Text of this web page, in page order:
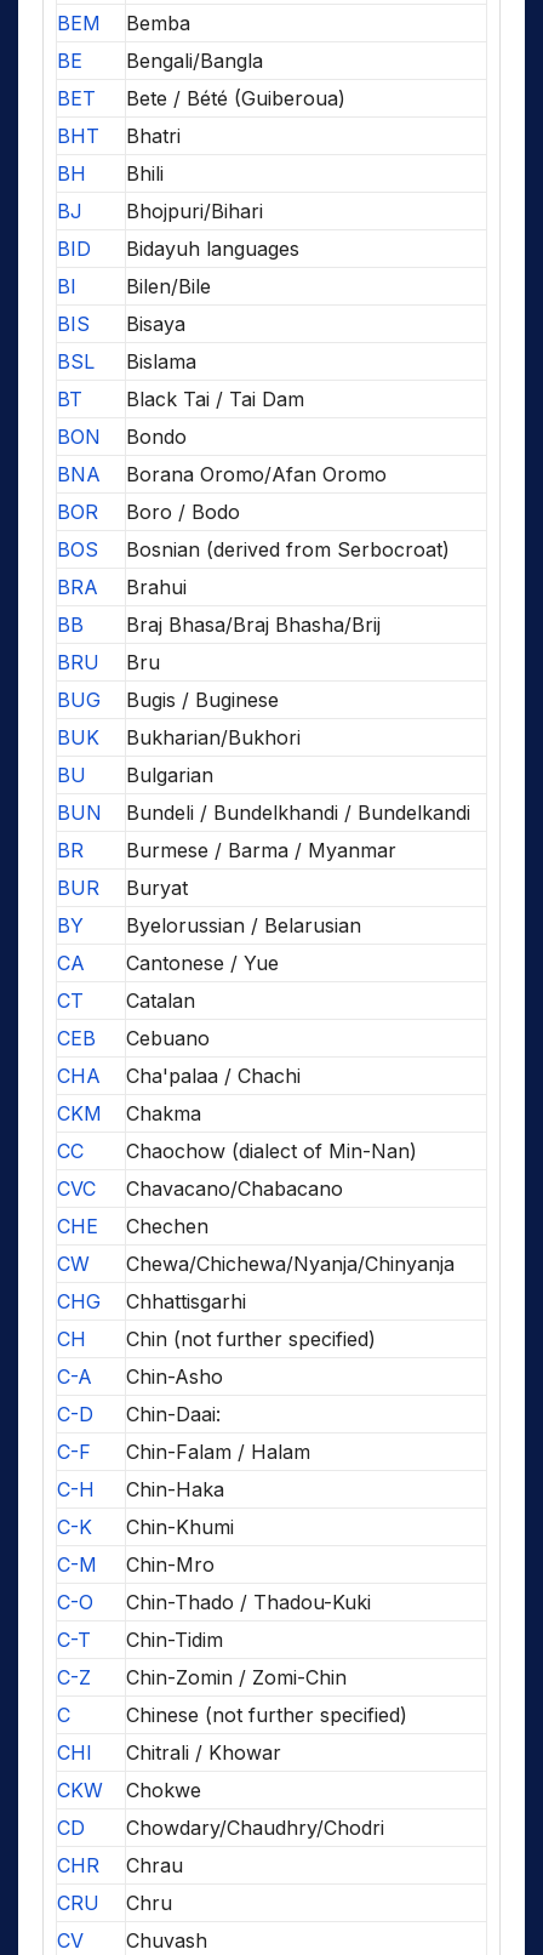
BEM
Bemba
BE
Bengali/Bangla
BET
Bete / Bété (Guiberoua)
BHT
Bhatri
BH
Bhili
BJ
Bhojpuri/Bihari
BID
Bidayuh languages
BI
Bilen/Bile
BIS
Bisaya
BSL
Bislama
BT
Black Tai / Tai Dam
BON
Bondo
BNA
Borana Oromo/Afan Oromo
BOR
Boro / Bodo
BOS
Bosnian (derived from Serbocroat)
BRA
Brahui
BB
Braj Bhasa/Braj Bhasha/Brij
BRU
Bru
BUG
Bugis / Buginese
BUK
Bukharian/Bukhori
BU
Bulgarian
BUN
Bundeli / Bundelkhandi / Bundelkandi
BR
Burmese / Barma / Myanmar
BUR
Buryat
BY
Byelorussian / Belarusian
CA
Cantonese / Yue
CT
Catalan
CEB
Cebuano
CHA
Cha'palaa / Chachi
CKM
Chakma
CC
Chaochow (dialect of Min-Nan)
CVC
Chavacano/Chabacano
CHE
Chechen
CW
Chewa/Chichewa/Nyanja/Chinyanja
CHG
Chhattisgarhi
CH
Chin (not further specified)
C-A
Chin-Asho
C-D
Chin-Daai:
C-F
Chin-Falam / Halam
C-H
Chin-Haka
C-K
Chin-Khumi
C-M
Chin-Mro
C-O
Chin-Thado / Thadou-Kuki
C-T
Chin-Tidim
C-Z
Chin-Zomin / Zomi-Chin
C
Chinese (not further specified)
CHI
Chitrali / Khowar
CKW
Chokwe
CD
Chowdary/Chaudhry/Chodri
CHR
Chrau
CRU
Chru
CV
Chuvash